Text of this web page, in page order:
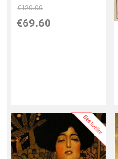
€120.00
€69.60
Bestseller